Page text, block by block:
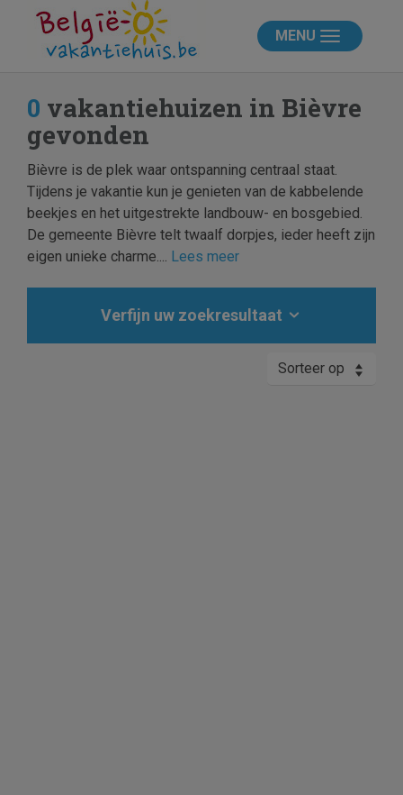
MENU
0 vakantiehuizen in Bièvre
gevonden
Bièvre is de plek waar ontspanning centraal staat.
Tijdens je vakantie kun je genieten van de kabbelende
beekjes en het uitgestrekte landbouw- en bosgebied.
De gemeente Bièvre telt twaalf dorpjes, ieder heeft zijn
eigen unieke charme.... Lees meer
Verfijn uw zoekresultaat
Sorteer op